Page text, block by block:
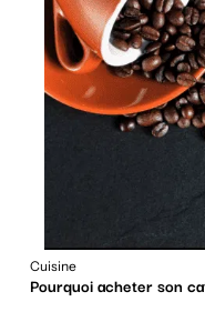
Cuisine
Pourquoi acheter son